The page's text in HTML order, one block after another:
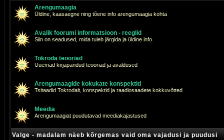
Arengumaagia
Üldine, kaasaegne ning tõene info arengumaagia kohta
Avalik foorumi informatsioon - reeglid
Siin on seadused, mida tuleb järgida ja üldine info.
Tokroda teooriad
Uuemad kirjapandud teooriad ja avaldused
Arengumaagide kokukate konspektid
Tsitaadid Tokrodalt, konspektid ja raadiosaadete kokkuvõtted
Meedia
Arengumaagiat puudutavad meediakajastused
Valge - madalam näeb kõrgemas vaid oma vajadusi ja puudusi